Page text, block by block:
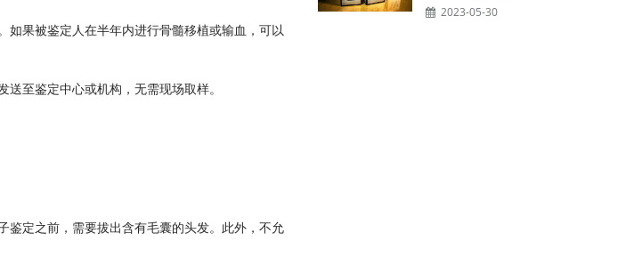
果被鉴定人在半年内进行骨髓移植或输血，可以
至鉴定中心或机构，无需现场取样。
鉴定之前，需要拔出含有毛囊的头发。此外，不允
2023-05-30